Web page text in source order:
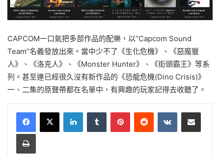
CAPCOM一口氣把多部作品的配樂，以”Capcom Sound
Team”名義發放出來。當中少不了《生化危機》、《惡魔獵
人》、《洛克人》、《Monster Hunter》、《街頭霸王》等系
列。甚至連已經很久沒有新作品的《恐龍危機(Dino Crisis)》
一、二集的原聲帶都在名單中，有興趣的玩家記得去收聽了。
LinkedInTumblr PinterestReddit VKontakteShare via Email
Print